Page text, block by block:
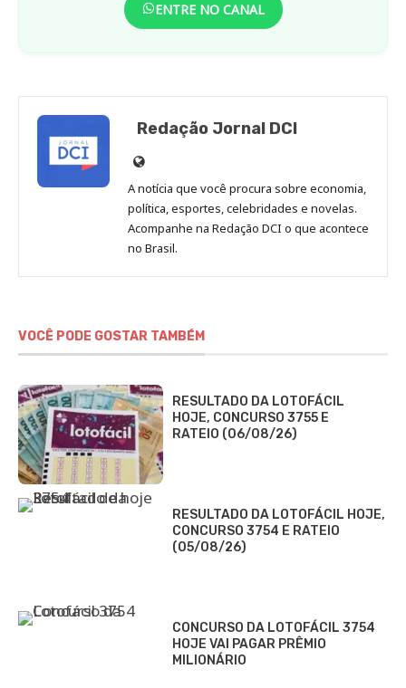
ENTRE NO CANAL
Redação Jornal DCI
Site
de
Redação
Jornal
DCI
A notícia que você procura sobre economia,
política, esportes, celebridades e novelas.
Acompanhe na Redação DCI o que acontece
no Brasil.
VOCÊ PODE GOSTAR TAMBÉM
RESULTADO DA LOTOFÁCIL
HOJE, CONCURSO 3755 E
RATEIO (06/08/26)
RESULTADO DA LOTOFÁCIL HOJE,
CONCURSO 3754 E RATEIO
(05/08/26)
CONCURSO DA LOTOFÁCIL 3754
HOJE VAI PAGAR PRÊMIO
MILIONÁRIO